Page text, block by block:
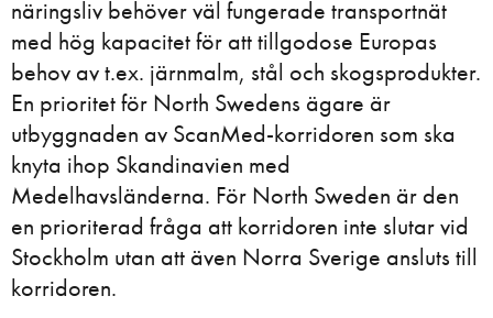
näringsliv behöver väl fungerade transportnät
med hög kapacitet för att tillgodose Europas
behov av t.ex. järnmalm, stål och skogsprodukter.
En prioritet för North Swedens ägare är
utbyggnaden av ScanMed-korridoren som ska
knyta ihop Skandinavien med
Medelhavsländerna. För North Sweden är den
en prioriterad fråga att korridoren inte slutar vid
Stockholm utan att även Norra Sverige ansluts till
korridoren.